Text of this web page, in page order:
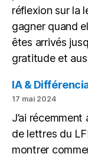
réflexion sur la
gagner quand
êtes arrivés
gratitude et
IA &
17 mai 2024
J’ai
de lettres du
montrer